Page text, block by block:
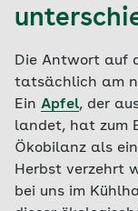
Die Antwort auf
tatsächlich am
Ein Apfel, der
landet, hat zum
Ökobilanz als
Herbst verzehrt
bei uns im